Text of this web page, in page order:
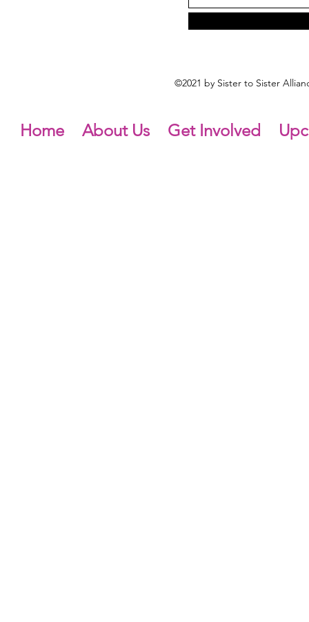
©2021 by Sister to Sister
Home About Us Get Involved